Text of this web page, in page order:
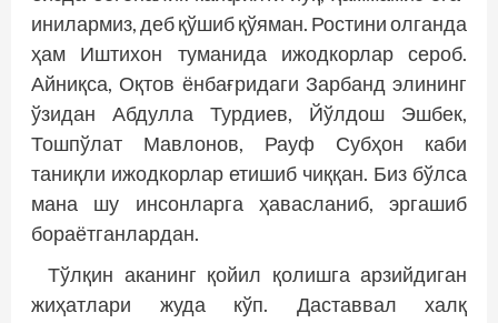
инилармиз, деб қўшиб қўяман. Ростини олганда
ҳам Иштихон туманида ижодкорлар сероб.
Айниқса, Оқтов ёнбағридаги Зарбанд элининг
ўзидан Абдулла Турдиев, Йўлдош Эшбек,
Тошпўлат Мавлонов, Рауф Субҳон каби
таниқли ижодкорлар етишиб чиққан. Биз бўлса
мана шу инсонларга ҳавасланиб, эргашиб
бораётганлардан.
Тўлқин аканинг қойил қолишга арзийдиган
жиҳатлари жуда кўп. Даставвал халқ